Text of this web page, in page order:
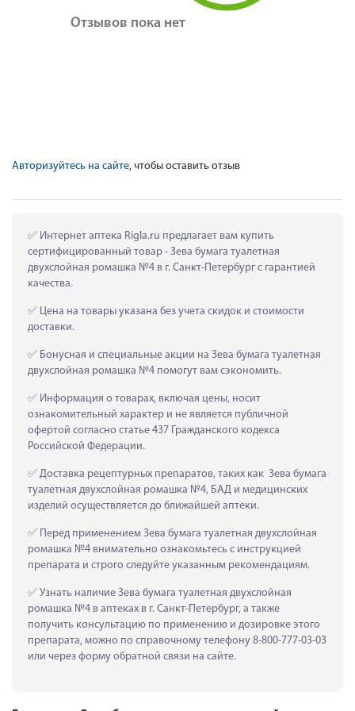
Отзывов пока нет
Авторизуйтесь на сайте, чтобы оставить отзыв
Интернет аптека Rigla.ru предлагает вам купить
сертифицированный товар - Зева бумага туалетная
двухслойная ромашка №4 в г. Санкт-Петербург с гарантией
качества.
Цена на товары указана без учета скидок и стоимости
доставки.
Бонусная и специальные акции на Зева бумага туалетная
двухслойная ромашка №4 помогут вам сэкономить.
Информация о товарах, включая цены, носит
ознакомительный характер и не является публичной
офертой согласно статье 437 Гражданского кодекса
Российской Федерации.
Доставка рецептурных препаратов, таких как  Зева бумага
туалетная двухслойная ромашка №4, БАД и медицинских
изделий осуществляется до ближайшей аптеки.
Перед применением Зева бумага туалетная двухслойная
ромашка №4 внимательно ознакомьтесь с инструкцией
препарата и строго следуйте указанным рекомендациям.
Узнать наличие Зева бумага туалетная двухслойная
ромашка №4 в аптеках в г. Санкт-Петербург, а также
получить консультацию по применению и дозировке этого
препарата, можно по справочному телефону 8-800-777-03-03
или через форму обратной связи на сайте.